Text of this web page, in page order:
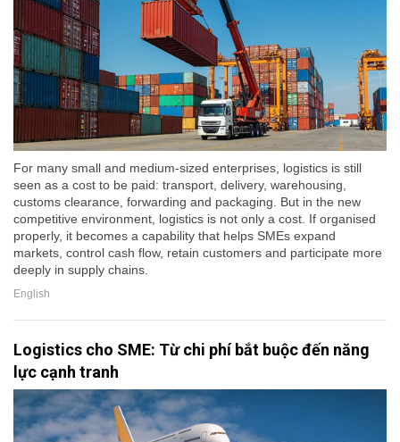
For many small and medium-sized enterprises, logistics is still
seen as a cost to be paid: transport, delivery, warehousing,
customs clearance, forwarding and packaging. But in the new
competitive environment, logistics is not only a cost. If organised
properly, it becomes a capability that helps SMEs expand
markets, control cash flow, retain customers and participate more
deeply in supply chains.
English
Logistics cho SME: Từ chi phí bắt buộc đến năng
lực cạnh tranh